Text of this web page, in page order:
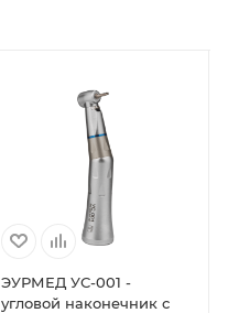
ЭУРМЕД УС-001 -
угловой наконечник с